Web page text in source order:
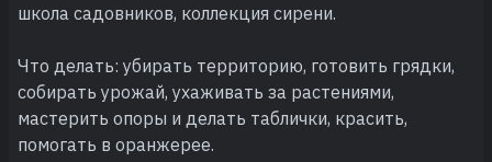
школа садовников, коллекция сирени.
Что делать: убирать территорию, готовить грядки,
собирать урожай, ухаживать за растениями,
мастерить опоры и делать таблички, красить,
помогать в оранжерее.